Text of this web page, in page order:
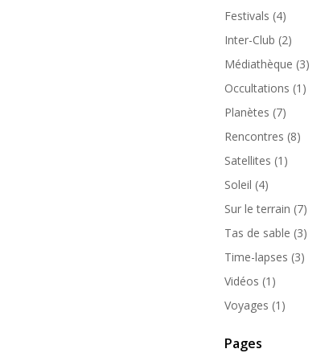
Festivals (4)
Inter-Club (2)
Médiathèque (3)
Occultations (1)
Planètes (7)
Rencontres (8)
Satellites (1)
Soleil (4)
Sur le terrain (7)
Tas de sable (3)
Time-lapses (3)
Vidéos (1)
Voyages (1)
Pages